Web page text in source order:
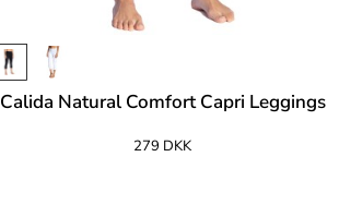
Calida Natural Comfort Capri Leggings
279 DKK